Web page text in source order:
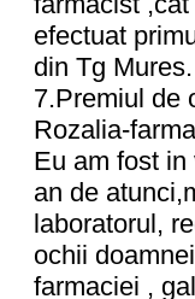
efectuat
din Tg Mures.
7.Premiul de
Rozalia-
Eu am fost
an de
laboratorul,
ochii
farmaciei ,